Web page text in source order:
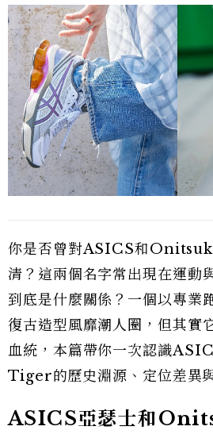
你是否曾對ASICS和
清？這兩個名字常出現在運動
到底是什麼關係？一個以專業
復古造型風靡潮人圈，但其實
血統，本篇帶你一次認識
Tiger的歷史淵源、定位差異
ASICS亞瑟士和